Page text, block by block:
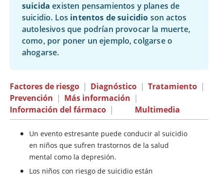
suicida existen pensamientos y planes de
suicidio. Los intentos de suicidio son actos
autolesivos que podrían provocar la muerte,
como, por poner un ejemplo, colgarse o
ahogarse.
Factores de riesgo | Diagnóstico | Tratamiento |
Prevención | Más información |
Información del fármaco | Multimedia
Un evento estresante puede conducir al suicidio
en niños que sufren trastornos de la salud
mental como la depresión.
Los niños con riesgo de suicidio están